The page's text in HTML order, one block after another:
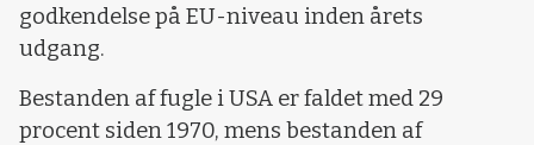
godkendelse på EU-niveau inden årets
udgang.
Bestanden af fugle i USA er faldet med 29
procent siden 1970, mens bestanden af